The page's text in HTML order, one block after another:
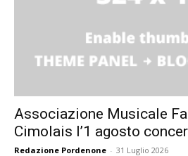
Associazione Musicale
Cimolais l’1 agosto
Redazione Pordenone - 31 Luglio 2026